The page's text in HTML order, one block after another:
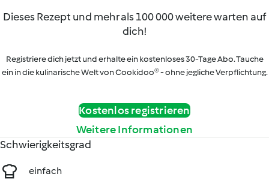
Dieses Rezept und mehr als 100 000 weitere warten auf
dich!
Registriere dich jetzt und erhalte ein kostenloses 30-Tage Abo. Tauche
ein in die kulinarische Welt von Cookidoo® - ohne jegliche Verpflichtung.
Kostenlos registrieren
Weitere Informationen
Schwierigkeitsgrad
einfach